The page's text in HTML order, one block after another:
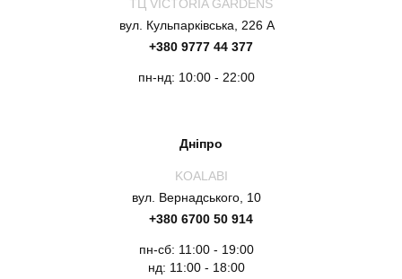
ТЦ VICTORIA GARDENS
вул. Кульпарківська, 226 А
+380 9777 44 377
пн-нд: 10:00 - 22:00
Дніпро
KOALABI
вул. Вернадського, 10
+380 6700 50 914
пн-сб: 11:00 - 19:00
нд: 11:00 - 18:00